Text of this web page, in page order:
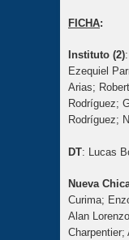
FICHA:
Instituto (2)
Ezequiel
Arias;
Rodríguez;
Rodríguez;
DT: Lucas
Nueva
Curima;
Alan